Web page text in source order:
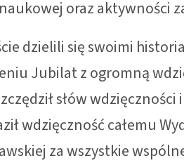
oraz aktywności
dzielili się swoimi
Jubilat z ogromną
słów
wdzięczność całemu
za wszystkie